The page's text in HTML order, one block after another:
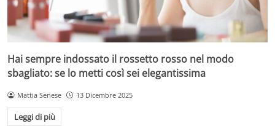
Hai sempre indossato il rossetto rosso nel modo
sbagliato: se lo metti così sei elegantissima
Mattia Senese 13 Dicembre 2025
Leggi di più